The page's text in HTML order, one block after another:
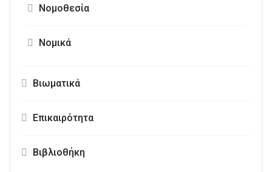
Νομοθεσία
Νομικά
Βιωματικά
Επικαιρότητα
Βιβλιοθήκη